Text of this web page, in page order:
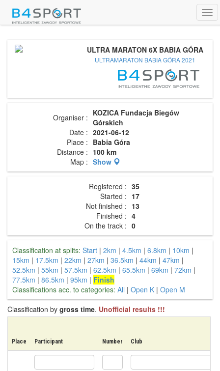
ULTRA MARATON 6X BABIA GÓRA
ULTRAMARATON BABIA GÓRA 2021
Organiser : KOZICA Fundacja Biegów
Górskich
Date : 2021-06-12
Place : Babia Góra
Distance : 100 km
Map : Show
Registered : 35
Started : 17
Not finished : 13
Finished : 4
On the track : 0
Classification at splits: Start | 2km | 4.5km | 6.8km | 10km |
15km | 17.5km | 22km | 27km | 36.5km | 44km | 47km |
52.5km | 55km | 57.5km | 62.5km | 65.5km | 69km | 72km |
77.5km | 86.5km | 95km | Finish
Classifications acc. to categories: All | Open K | Open M
Classification by gross time. Unofficial results !!!
Place Participant Number Club